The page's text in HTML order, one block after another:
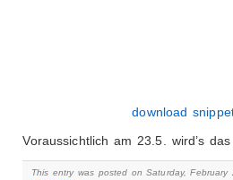
download
Voraussichtlich am 23.5. wird’s
This entry was posted on Saturday,